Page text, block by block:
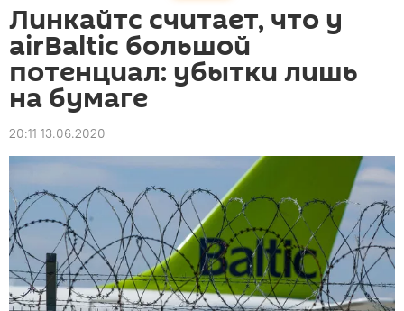
Линкайтс считает, что у
airBaltic большой
потенциал: убытки лишь
на бумаге
20:11 13.06.2020